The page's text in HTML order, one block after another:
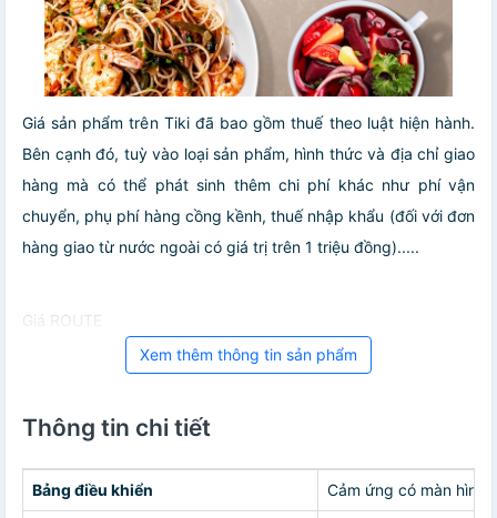
Giá sản phẩm trên Tiki đã bao gồm thuế theo luật hiện hành.
Bên cạnh đó, tuỳ vào loại sản phẩm, hình thức và địa chỉ giao
hàng mà có thể phát sinh thêm chi phí khác như phí vận
chuyển, phụ phí hàng cồng kềnh, thuế nhập khẩu (đối với đơn
hàng giao từ nước ngoài có giá trị trên 1 triệu đồng).....
Giá ROUTE
Xem thêm thông tin sản phẩm
Thông tin chi tiết
Bảng điều khiển Cảm ứng có màn hình